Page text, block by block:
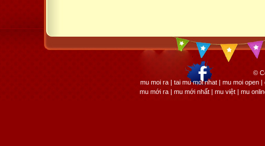
©
mu moi ra | tai mu moi nhat | mu moi open
mu mới ra | mu mới nhất | mu việt | mu